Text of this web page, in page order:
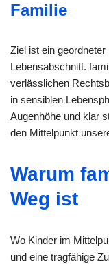
Familie
Ziel ist ein
Lebensabschnitt.
verlässlichen
in sensiblen
Augenhöhe und klar
den Mittelpunkt
Warum
Weg ist
Wo Kinder im
und eine tragfähige